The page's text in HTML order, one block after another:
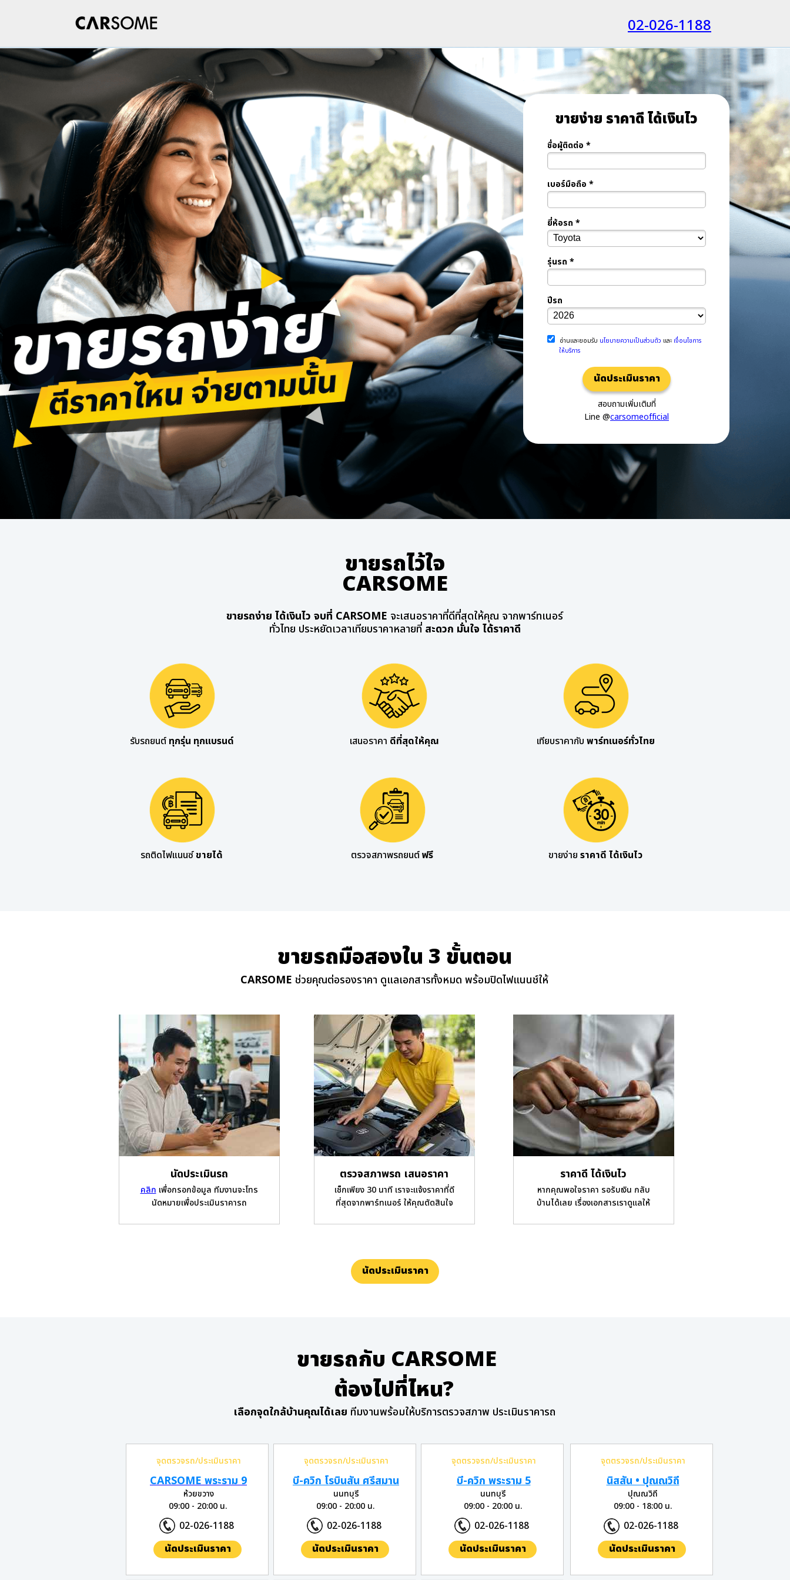
02-026-1188
ขายง่าย ราคาดี ได้เงินไว
ชื่อผู้ติดต่อ *
เบอร์มือถือ *
ยี่ห้อรถ *
รุ่นรถ *
ปีรถ
อ่านและยอมรับ นโยบายความเป็นส่วนตัว และ เงื่อนไขการ
ให้บริการ
นัดประเมินราคา
สอบถามเพิ่มเติมที่
Line @carsomeofficial
ขายรถไว้ใจ
CARSOME
ขายรถง่าย ได้เงินไว จบที่ CARSOME จะเสนอราคาที่ดีที่สุดให้คุณ จากพาร์ทเนอร์
ทั่วไทย ประหยัดเวลาเทียบราคาหลายที่ สะดวก มั่นใจ ได้ราคาดี
รับรถยนต์ ทุกรุ่น ทุกแบรนด์ เสนอราคา ดีที่สุดให้คุณ เทียบราคากับ พาร์ทเนอร์ทั่วไทย
รถติดไฟแนนซ์ขายได้ ตรวจสภาพรถยนต์ฟรี ขายง่าย ราคาดี ได้เงินไว
ขายรถมือสองใน 3 ขั้นตอน
นัดประเมินรถ
คลิก เพื่อกรอกข้อมูล ทีมงานจะโทร
นัดหมายเพื่อประเมินราคารถ
CARSOME ช่วยคุณต่อรองราคา ดูแลเอกสารทั้งหมด พร้อมปิดไฟแนนช์ให้
ตรวจสภาพรถ เสนอราคา
เช็กเพียง 30 นาที เราจะแจ้งราคาที่ดี
ที่สุดจากพาร์ทเนอร์ ให้คุณตัดสินใจ
ราคาดี ได้เงินไว
หากคุณพอใจราคา รอรับเงิน กลับ
บ้านได้เลย เรื่องเอกสารเราดูแลให้
ขายรถกับ CARSOME
ต้องไปที่ไหน?
เลือกจุดใกล้บ้านคุณได้เลย ทีมงานพร้อมให้บริการตรวจสภาพ ประเมินราคารถ
นัดประเมินราคา
จุดตรวจรถ/ประเมินราคา
CARSOME พระราม 9
ห้วยขวาง
09:00 - 20:00 น.
02-026-1188
นัดประเมินราคา
จุดตรวจรถ/ประเมินราคา
บี-ควิก โรบินสัน ศรีสมาน
นนทบุรี
09:00 - 20:00 น.
02-026-1188
นัดประเมินราคา
จุดตรวจรถ/ประเมินราคา
นนทบุรี
09:00 - 20:00 น.
02-026-1188
นัดประเมินราคา
บี-ควิก พระราม 5
จุดตรวจรถ/ประเมินราคา
ปุณณวิถี
09:00 - 18:00 น.
02-026-1188
นัดประเมินราคา
นิสสัน • ปุณณวิถี